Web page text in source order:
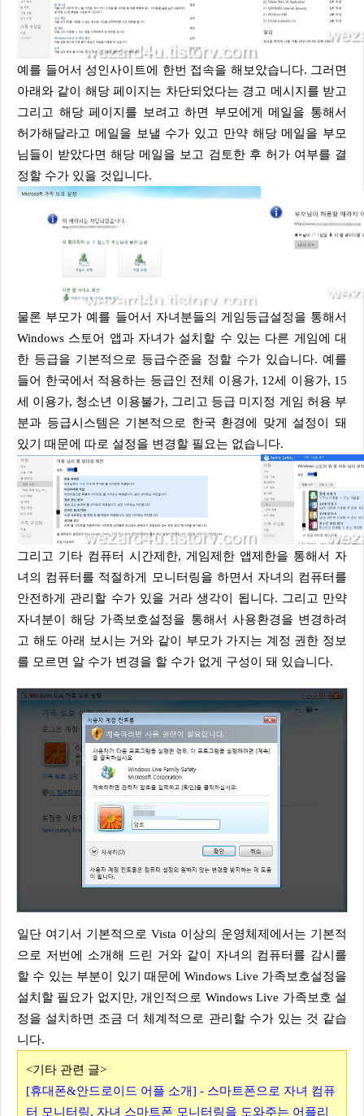
예를 들어서 성인사이트에 한번 접속을 해보았습니다. 그러면
아래와 같이 해당 페이지는 차단되었다는 경고 메시지를 받고
그리고 해당 페이지를 보려고 하면 부모에게 메일을 통해서
허가해달라고 메일을 보낼 수가 있고 만약 해당 메일을 부모
님들이 받았다면 해당 메일을 보고 검토한 후 허가 여부를 결
정할 수가 있을 것입니다.
물론 부모가 예를 들어서 자녀분들의 게임등급설정을 통해서
Windows 스토어 앱과 자녀가 설치할 수 있는 다른 게임에 대
한 등급을 기본적으로 등급수준을 정할 수가 있습니다. 예를
들어 한국에서 적용하는 등급인 전체 이용가, 12세 이용가, 15
세 이용가, 청소년 이용불가, 그리고 등급 미지정 게임 허용 부
분과 등급시스템은 기본적으로 한국 환경에 맞게 설정이 돼
있기 때문에 따로 설정을 변경할 필요는 없습니다.
그리고 기타 컴퓨터 시간제한, 게임제한 앱제한을 통해서 자
녀의 컴퓨터를 적절하게 모니터링을 하면서 자녀의 컴퓨터를
안전하게 관리할 수가 있을 거라 생각이 됩니다. 그리고 만약
자녀분이 해당 가족보호설정을 통해서 사용환경을 변경하려
고 해도 아래 보시는 거와 같이 부모가 가지는 계정 권한 정보
를 모르면 알 수가 변경을 할 수가 없게 구성이 돼 있습니다.
일단 여기서 기본적으로 Vista 이상의 운영체제에서는 기본적
으로 저번에 소개해 드린 거와 같이 자녀의 컴퓨터를 감시를
할 수 있는 부분이 있기 때문에 Windows Live 가족보호설정을
설치할 필요가 없지만, 개인적으로 Windows Live 가족보호 설
정을 설치하면 조금 더 체계적으로 관리할 수가 있는 것 같습
니다.
<기타 관련 글>
[휴대폰&안드로이드 어플 소개] - 스마트폰으로 자녀 컴퓨
터 모니터링, 자녀 스마트폰 모니터링을 도와주는 어플리